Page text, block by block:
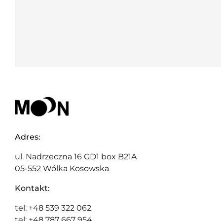
Adres:
ul. Nadrzeczna 16 GD1 box B21A
05-552 Wólka Kosowska
Kontakt:
tel: +48 539 322 062